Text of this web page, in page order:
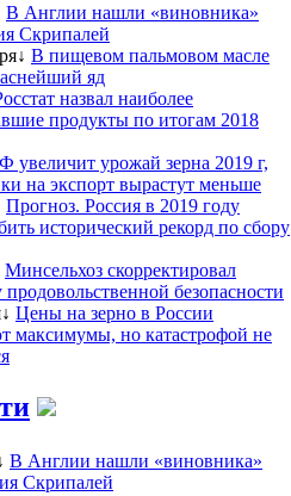
В Англии нашли «виновника»
Скрипалей
В пищевом пальмовом масле
яд
назвал наиболее
продукты по итогам 2018
увеличит урожай зерна 2019 г,
на экспорт вырастут меньше
Прогноз. Россия в 2019 году
исторический рекорд по сбору
Минсельхоз скорректировал
безопасности
Цены на зерно в России
максимумы, но катастрофой не
В Англии нашли «виновника»
Скрипалей